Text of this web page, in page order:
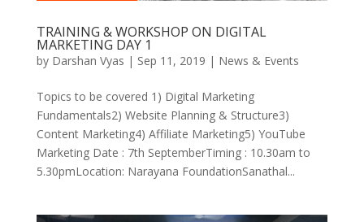
TRAINING & WORKSHOP ON DIGITAL
MARKETING DAY 1
by Darshan Vyas | Sep 11, 2019 | News & Events
Topics to be covered 1) Digital Marketing
Fundamentals2) Website Planning & Structure3)
Content Marketing4) Affiliate Marketing5) YouTube
Marketing Date : 7th SeptemberTiming : 10.30am to
5.30pmLocation: Narayana FoundationSanathal...